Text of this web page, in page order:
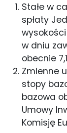
Stałe w
spłaty
w dniu
obecnie
Zmienne
stopy
bazowa
Umowy
Komisję